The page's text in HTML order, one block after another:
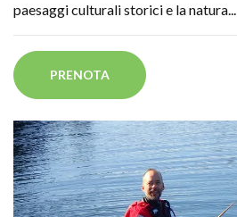
paesaggi culturali storici e la natura...
PRENOTA